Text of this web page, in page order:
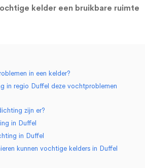
kelder een bruikbare ruimte
in een kelder?
in regio Duffel deze vochtproblemen
zijn er?
in Duffel
in Duffel
kunnen vochtige kelders in Duffel